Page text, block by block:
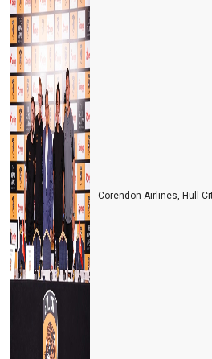
Turizm siyaset üstünde olmalı
ITB BERLİN TURİZM FUARI’NIN
Turizmi yük görüyorlar
Sharm El Sheik Belek’e rakip olabilir mi?
Antalya’da hayat pahalılığı
Turizm nasıl gidiyor? İyi mi? Kötü mü?
Antalya turist sayısında rekorlar
boş?
Antalya oldu Dolaristan
Turizm Yazarları ile buluşma ve
Siyasetin turizme bakış açısı
ITB Berlin Turizm Fuarının ardından
Corendon Airlines, Hull